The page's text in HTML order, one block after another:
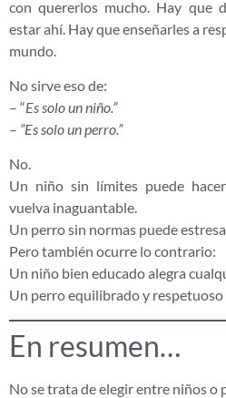
con quererlos mucho. Hay que
estar ahí. Hay que enseñarles a
mundo.
No sirve eso de:
– “Es solo un niño.”
– “Es solo un perro.”
No.
Un niño sin límites puede
vuelva inaguantable.
Un perro sin normas puede
Pero también ocurre lo contrario:
Un niño bien educado alegra
Un perro equilibrado y
En resumen…
No se trata de elegir entre niños o